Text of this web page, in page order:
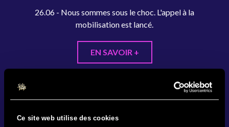
Ce site web utilise des cookies
26.06 - Nous sommes sous le choc. L'appel à la
mobilisation est lancé.
EN SAVOIR +